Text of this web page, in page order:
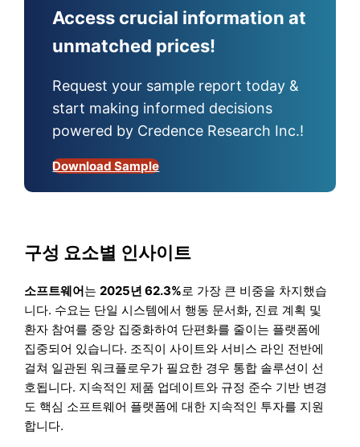
Access crucial information at
unmatched prices!
Request your sample report today &
start making informed decisions
powered by Credence Research Inc.!
Download Sample
구성 요소별 인사이트
소프트웨어는2025년 62.3%로 가장 큰 비중을 차지했습
니다. 수요는 단일 시스템에서 행동 문서화, 진료 계획 및
환자 참여를 중앙 집중화하여 단편화를 줄이는 플랫폼에
집중되어 있습니다. 조직이 사이트와 서비스 라인 전반에
걸쳐 일관된 워크플로우가 필요한 경우 통합 솔루션이 선
호됩니다. 지속적인 제품 업데이트와 규정 준수 기반 변경
도 핵심 소프트웨어 플랫폼에 대한 지속적인 투자를 지원
합니다.